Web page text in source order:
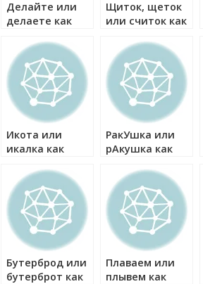
Делайте или
делаете как
Щиток, щеток
или считок как
Икота или
икалка как
РакУшка или
рАкушка как
Бутерброд или
бутерброт как
Плаваем или
плывем как